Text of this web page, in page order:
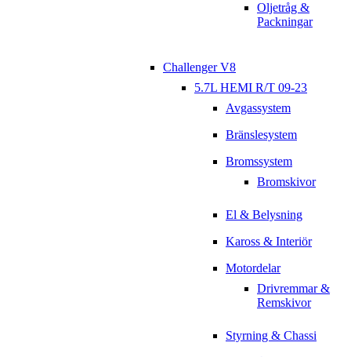
Oljetråg &
Packningar
Challenger V8
5.7L HEMI R/T 09-23
Avgassystem
Bränslesystem
Bromssystem
Bromskivor
El & Belysning
Kaross & Interiör
Motordelar
Drivremmar &
Remskivor
Styrning & Chassi